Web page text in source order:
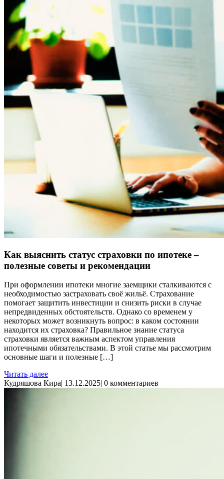
Как выяснить статус страховки по ипотеке –
полезные советы и рекомендации
При оформлении ипотеки многие заемщики сталкиваются с
необходимостью застраховать своё жильё. Страхование
помогает защитить инвестиции и снизить риски в случае
непредвиденных обстоятельств. Однако со временем у
некоторых может возникнуть вопрос: в каком состоянии
находится их страховка? Правильное знание статуса
страховки является важным аспектом управления
ипотечными обязательствами. В этой статье мы рассмотрим
основные шаги и полезные […]
Читать далее
Кудряшова Кира| 13.12.2025| 0 комментариев